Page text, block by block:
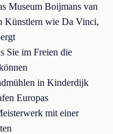
Museum Boijmans van
Künstlern wie Da Vinci,
Sie im Freien die
in Kinderdijk
Europas
mit einer